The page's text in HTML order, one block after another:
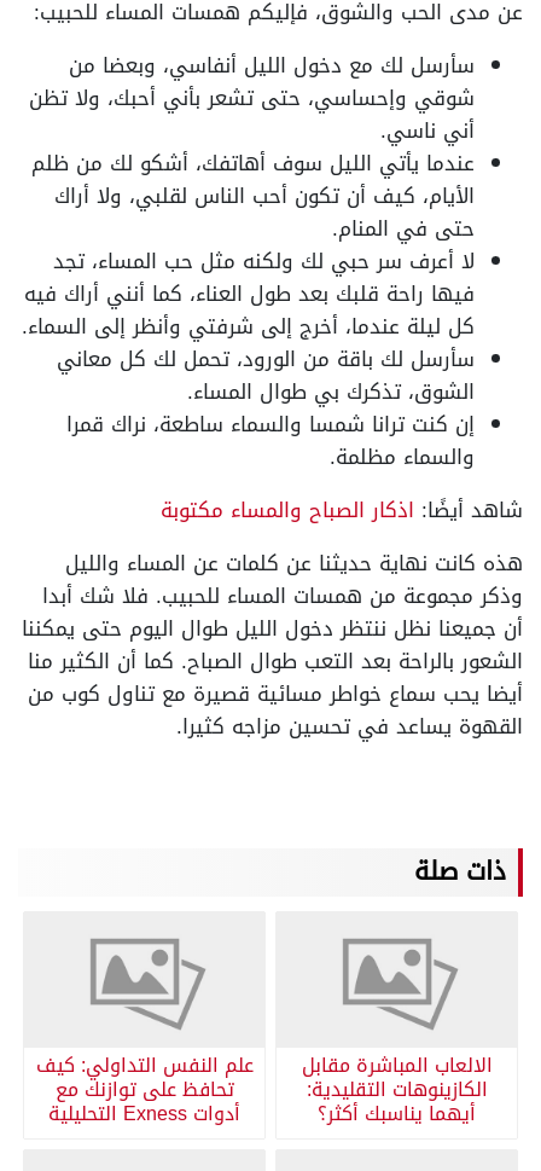
عن مدى الحب والشوق، فإليكم همسات المساء للحبيب:
سأرسل لك مع دخول الليل أنفاسي، وبعضا من
شوقي وإحساسي، حتى تشعر بأني أحبك، ولا تظن
أني ناسي.
عندما يأتي الليل سوف أهاتفك، أشكو لك من ظلم
الأيام، كيف أن تكون أحب الناس لقلبي، ولا أراك
حتى في المنام.
لا أعرف سر حبي لك ولكنه مثل حب المساء، تجد
فيها راحة قلبك بعد طول العناء، كما أنني أراك فيه
كل ليلة عندما، أخرج إلى شرفتي وأنظر إلى السماء.
سأرسل لك باقة من الورود، تحمل لك كل معاني
الشوق، تذكرك بي طوال المساء.
إن كنت ترانا شمسا والسماء ساطعة، نراك قمرا
والسماء مظلمة.
شاهد أيضًا: اذكار الصباح والمساء مكتوبة
هذه كانت نهاية حديثنا عن كلمات عن المساء والليل
وذكر مجموعة من همسات المساء للحبيب. فلا شك أبدا
أن جميعنا نظل ننتظر دخول الليل طوال اليوم حتى يمكننا
الشعور بالراحة بعد التعب طوال الصباح. كما أن الكثير منا
أيضا يحب سماع خواطر مسائية قصيرة مع تناول كوب من
القهوة يساعد في تحسين مزاجه كثيرا.
ذات صلة
الالعاب المباشرة مقابل
الكازينوهات التقليدية:
أيهما يناسبك أكثر؟
علم النفس التداولي: كيف
تحافظ على توازنك مع
أدوات Exness التحليلية